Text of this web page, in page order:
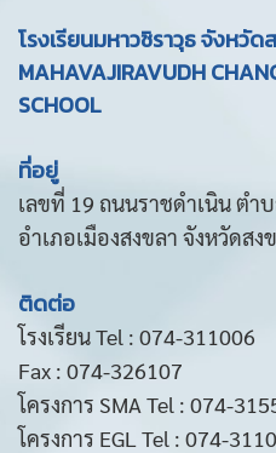
โรงเรียนมหาวชิราวุธ จังหวัด
MAHAVAJIRAVUDH
SCHOOL
ที่อยู่
เลขที่ 19 ถนนราชดำเนิน ตำ
อำเภอเมืองสงขลา จังหวัดสง
ติดต่อ
โรงเรียน Tel : 074-311006
Fax : 074-326107
โครงการ SMA Tel : 074-
โครงการ EGL Tel : 074-